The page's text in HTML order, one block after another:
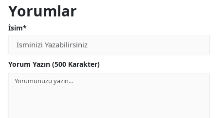
Yorumlar
İsim*
Yorum Yazın (500 Karakter)